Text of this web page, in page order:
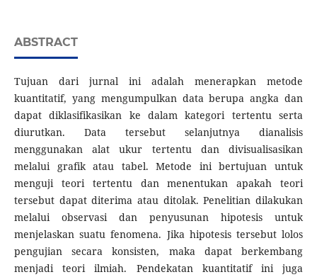
ABSTRACT
Tujuan dari jurnal ini adalah menerapkan metode
kuantitatif, yang mengumpulkan data berupa angka dan
dapat diklasifikasikan ke dalam kategori tertentu serta
diurutkan. Data tersebut selanjutnya dianalisis
menggunakan alat ukur tertentu dan divisualisasikan
melalui grafik atau tabel. Metode ini bertujuan untuk
menguji teori tertentu dan menentukan apakah teori
tersebut dapat diterima atau ditolak. Penelitian dilakukan
melalui observasi dan penyusunan hipotesis untuk
menjelaskan suatu fenomena. Jika hipotesis tersebut lolos
pengujian secara konsisten, maka dapat berkembang
menjadi teori ilmiah. Pendekatan kuantitatif ini juga